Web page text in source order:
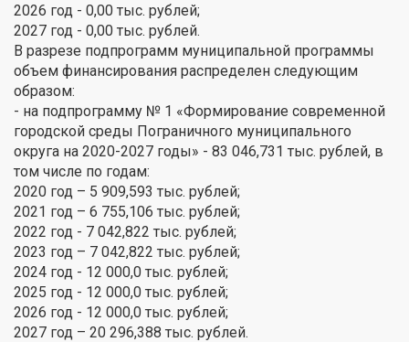
2026 год - 0,00 тыс. рублей;
2027 год - 0,00 тыс. рублей.
В разрезе подпрограмм муниципальной программы
объем финансирования распределен следующим
образом:
- на подпрограмму № 1 «Формирование современной
городской среды Пограничного муниципального
округа на 2020-2027 годы» - 83 046,731 тыс. рублей, в
том числе по годам:
2020 год – 5 909,593 тыс. рублей;
2021 год – 6 755,106 тыс. рублей;
2022 год - 7 042,822 тыс. рублей;
2023 год – 7 042,822 тыс. рублей;
2024 год - 12 000,0 тыс. рублей;
2025 год - 12 000,0 тыс. рублей;
2026 год - 12 000,0 тыс. рублей;
2027 год – 20 296,388 тыс. рублей.